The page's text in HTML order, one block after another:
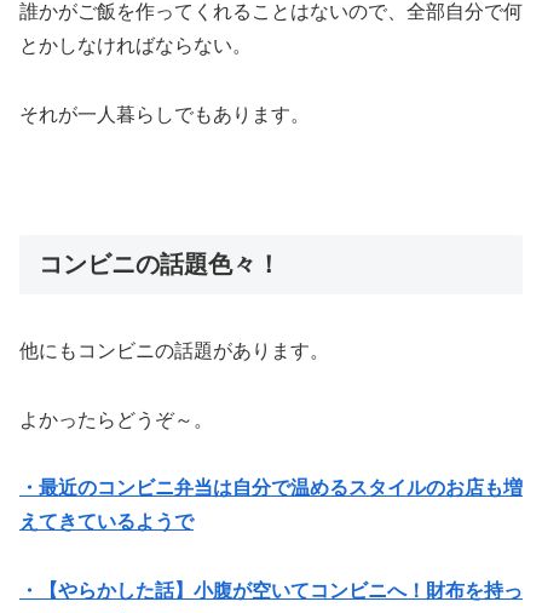
誰かがご飯を作ってくれることはないので、全部自分で何
とかしなければならない。
それが一人暮らしでもあります。
コンビニの話題色々！
他にもコンビニの話題があります。
よかったらどうぞ～。
・最近のコンビニ弁当は自分で温めるスタイルのお店も増
えてきているようで
・【やらかした話】小腹が空いてコンビニへ！財布を持っ